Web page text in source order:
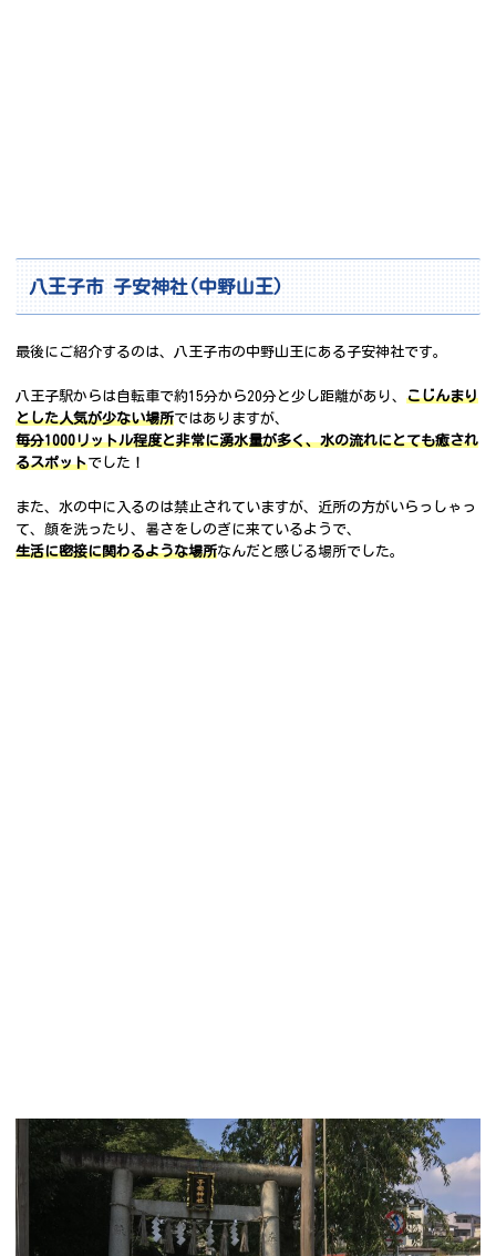
八王子市 子安神社(中野山王)
最後にご紹介するのは、八王子市の中野山王にある子安神社です。
八王子駅からは自転車で約15分から20分と少し距離があり、 こじんまり
とした人気が少ない場所ではありますが、
毎分1000リットル程度と非常に湧水量が多く、水の流れにとても癒され
るスポットでした！
また、水の中に入るのは禁止されていますが、近所の方がいらっしゃっ
て、顔を洗ったり、暑さをしのぎに来ているようで、
生活に密接に関わるような場所なんだと感じる場所でした。